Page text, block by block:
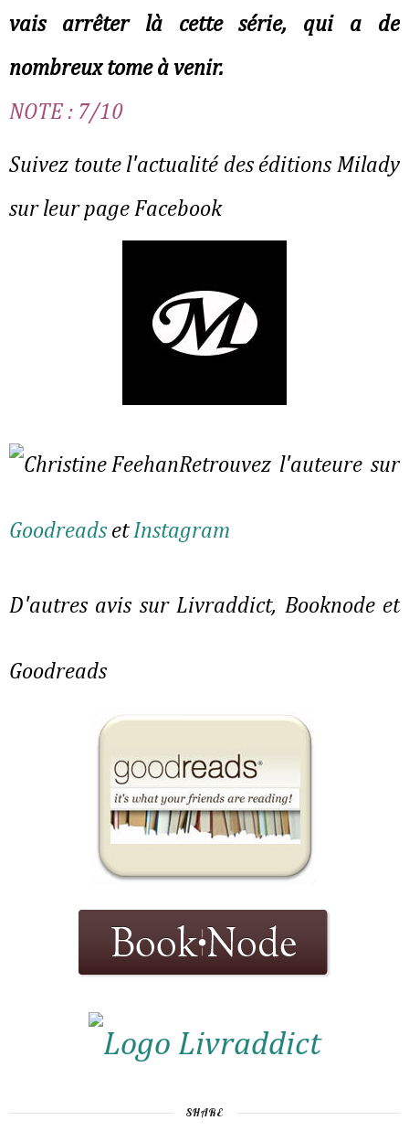
vais arrêter là cette série, qui a de
nombreux tome à venir.
NOTE : 7/10
Suivez toute l'actualité des éditions Milady
sur leur page Facebook
Retrouvez l'auteure sur
Goodreads etInstagram
D'autres avis sur Livraddict, Booknode et
Goodreads
SHARE